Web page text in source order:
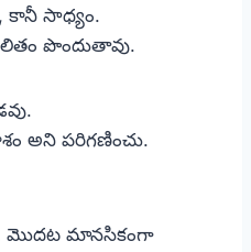
కానీ సాధ్యం.
పొందుతావు.
అని పరిగణించు.
మొదట మానసికంగా